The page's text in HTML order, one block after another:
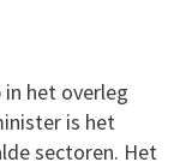
het overleg
is het
sectoren. Het